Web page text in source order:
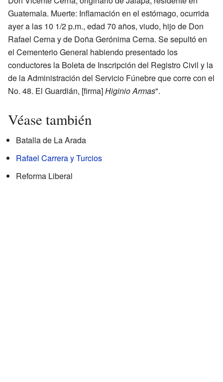
Guatemala. Muerte: Inflamación en el estómago, ocurrida
ayer a las 10 1/2 p.m., edad 70 años, viudo, hijo de Don
Rafael Cerna y de Doña Gerónima Cerna. Se sepultó en
el Cementerio General habiendo presentado los
conductores la Boleta de Inscripción del Registro Civil y la
de la Administración del Servicio Fúnebre que corre con el
No. 48. El Guardián, [firma]Higinio Armas".
Véase también
Batalla de La Arada
Rafael Carrera y Turcios
Reforma Liberal